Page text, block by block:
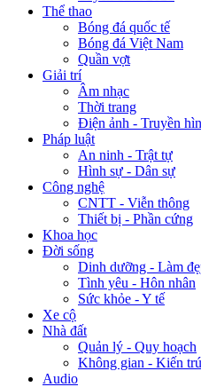
Thể thao
Bóng đá quốc tế
Bóng đá Việt Nam
Quần vợt
Giải trí
Âm nhạc
Thời trang
Điện ảnh - Truyền
Pháp luật
An ninh - Trật tự
Hình sự - Dân sự
Công nghệ
CNTT - Viễn thông
Thiết bị - Phần cứng
Khoa học
Đời sống
Dinh dưỡng - Làm
Tình yêu - Hôn nhân
Sức khỏe - Y tế
Xe cộ
Nhà đất
Quản lý - Quy hoạch
Không gian - Kiến
Audio